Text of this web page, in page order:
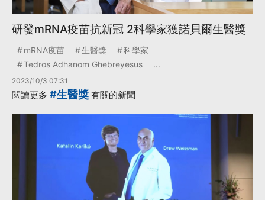
研發mRNA疫苗抗新冠 2科學家獲諾貝爾生醫獎
mRNA疫苗 生醫獎
科學家
Tedros Adhanom Ghebreyesus
...
2023/10/3 07:31
閱讀更多 #生醫獎 有關的新聞